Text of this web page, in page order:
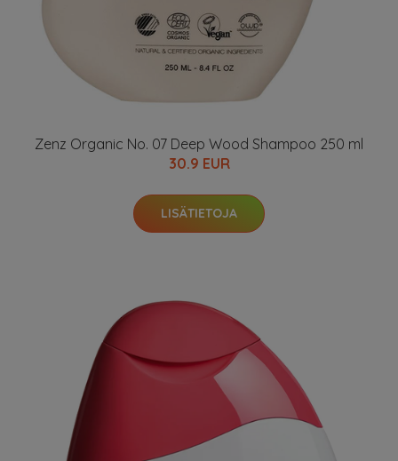
Zenz Organic No. 07 Deep Wood Shampoo 250 ml
30.9 EUR
LISÄTIETOJA